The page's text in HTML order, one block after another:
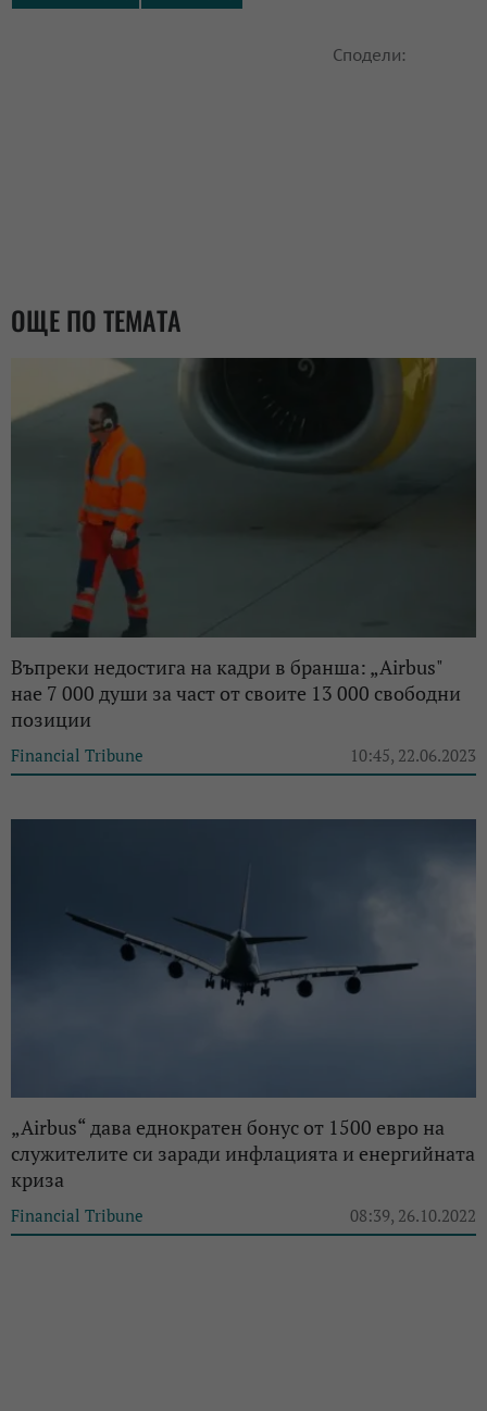
Сподели:
ОЩЕ ПО ТЕМАТА
Въпреки недостига на кадри в бранша: „Airbus"
нае 7 000 души за част от своите 13 000 свободни
позиции
Financial Tribune 10:45, 22.06.2023
„Airbus“ дава еднократен бонус от 1500 евро на
служителите си заради инфлацията и енергийната
криза
Financial Tribune 08:39, 26.10.2022